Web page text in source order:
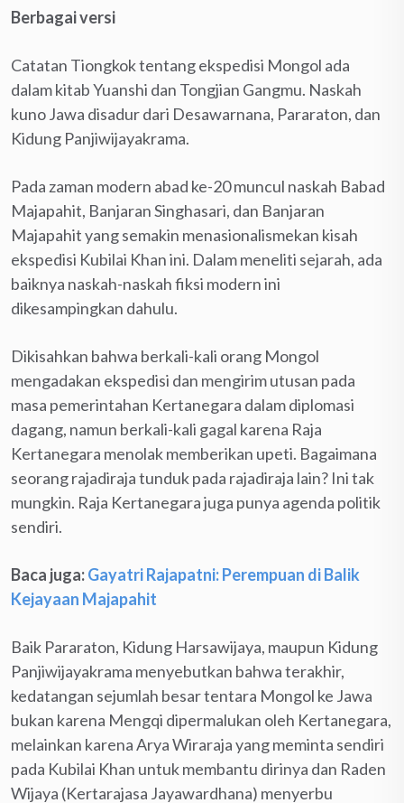
Berbagai versi
Catatan Tiongkok tentang ekspedisi Mongol ada
dalam kitab Yuanshi dan Tongjian Gangmu. Naskah
kuno Jawa disadur dari Desawarnana, Pararaton, dan
Kidung Panjiwijayakrama.
Pada zaman modern abad ke-20 muncul naskah Babad
Majapahit, Banjaran Singhasari, dan Banjaran
Majapahit yang semakin menasionalismekan kisah
ekspedisi Kubilai Khan ini. Dalam meneliti sejarah, ada
baiknya naskah-naskah fiksi modern ini
dikesampingkan dahulu.
Dikisahkan bahwa berkali-kali orang Mongol
mengadakan ekspedisi dan mengirim utusan pada
masa pemerintahan Kertanegara dalam diplomasi
dagang, namun berkali-kali gagal karena Raja
Kertanegara menolak memberikan upeti. Bagaimana
seorang rajadiraja tunduk pada rajadiraja lain? Ini tak
mungkin. Raja Kertanegara juga punya agenda politik
sendiri.
Baca juga:Gayatri Rajapatni: Perempuan di Balik
Kejayaan Majapahit
Baik Pararaton, Kidung Harsawijaya, maupun Kidung
Panjiwijayakrama menyebutkan bahwa terakhir,
kedatangan sejumlah besar tentara Mongol ke Jawa
bukan karena Mengqi dipermalukan oleh Kertanegara,
melainkan karena Arya Wiraraja yang meminta sendiri
pada Kubilai Khan untuk membantu dirinya dan Raden
Wijaya (Kertarajasa Jayawardhana) menyerbu